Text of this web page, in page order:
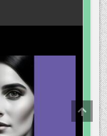
TO
TOP